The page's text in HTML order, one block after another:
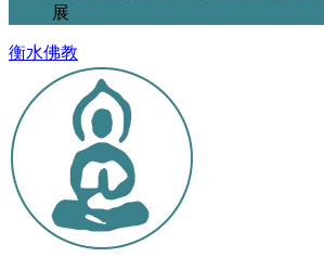
展
衡水佛教